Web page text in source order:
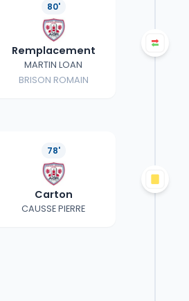
80'
Remplacement
MARTIN LOAN
BRISON ROMAIN
78'
Carton
CAUSSE PIERRE